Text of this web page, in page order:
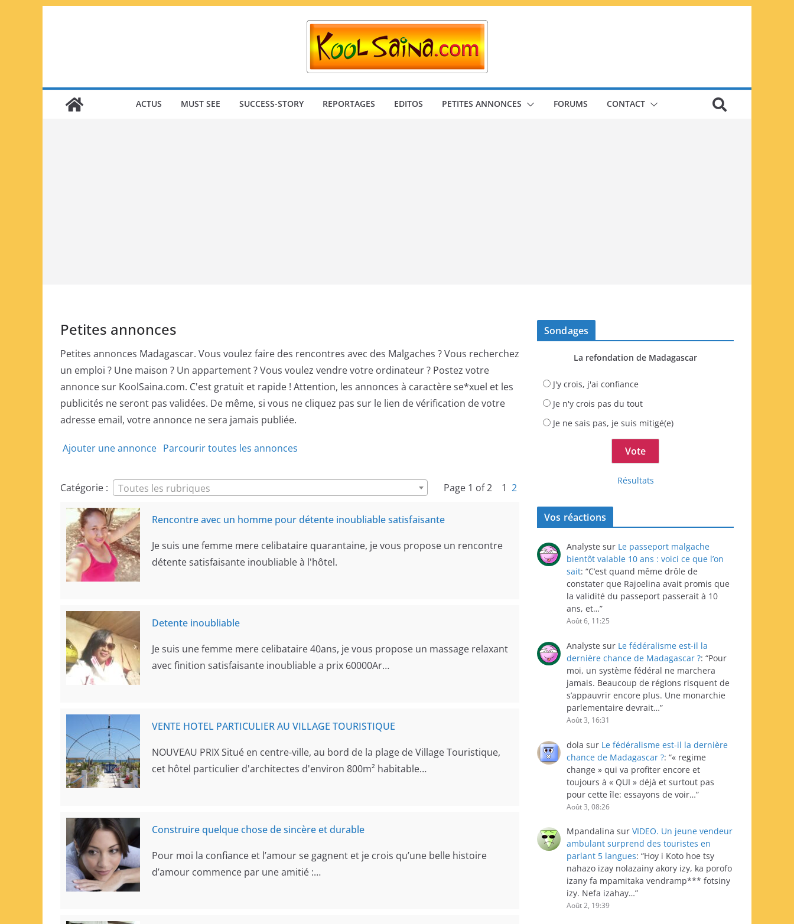
ACTUS MUST SEE SUCCESS-STORY REPORTAGES EDITOS PETITES ANNONCES FORUMS CONTACT
Petites annonces
Petites annonces Madagascar. Vous voulez faire des rencontres avec des Malgaches ? Vous recherchez
un emploi ? Une maison ? Un appartement ? Vous voulez vendre votre ordinateur ? Postez votre
annonce sur KoolSaina.com. C'est gratuit et rapide ! Attention, les annonces à caractère se*xuel et les
publicités ne seront pas validées. De même, si vous ne cliquez pas sur le lien de vérification de votre
adresse email, votre annonce ne sera jamais publiée.
Ajouter une annonce Parcourir toutes les annonces
Catégorie : Toutes les rubriques Page 1 of 2 1 2
Rencontre avec un homme pour détente inoubliable satisfaisante
Je suis une femme mere celibataire quarantaine, je vous propose un rencontre
détente satisfaisante inoubliable à l'hôtel.
Detente inoubliable
Je suis une femme mere celibataire 40ans, je vous propose un massage relaxant
avec finition satisfaisante inoubliable a prix 60000Ar…
VENTE HOTEL PARTICULIER AU VILLAGE TOURISTIQUE
NOUVEAU PRIX Situé en centre-ville, au bord de la plage de Village Touristique,
cet hôtel particulier d'architectes d'environ 800m² habitable…
Construire quelque chose de sincère et durable
Pour moi la confiance et l’amour se gagnent et je crois qu’une belle histoire
d’amour commence par une amitié :…
Sondages
La refondation de Madagascar
J'y crois, j'ai confiance
Je n'y crois pas du tout
Je ne sais pas, je suis mitigé(e)
Résultats
Vos réactions
Analyste sur Le passeport malgache
bientôt valable 10 ans : voici ce que l’on
sait: “C’est quand même drôle de
constater que Rajoelina avait promis que
la validité du passeport passerait à 10
ans, et…”
Août 6, 11:25
Analyste sur Le fédéralisme est-il la
dernière chance de Madagascar ?: “Pour
moi, un système fédéral ne marchera
jamais. Beaucoup de régions risquent de
s’appauvrir encore plus. Une monarchie
parlementaire devrait…”
Août 3, 16:31
dola sur Le fédéralisme est-il la dernière
chance de Madagascar ?: “« regime
change » qui va profiter encore et
toujours à « QUI » déjà et surtout pas
pour cette île: essayons de voir…”
Août 3, 08:26
Mpandalina sur VIDEO. Un jeune vendeur
ambulant surprend des touristes en
parlant 5 langues: “Hoy i Koto hoe tsy
nahazo izay nolazainy akory izy, ka porofo
izany fa mpamitaka vendramp*** fotsiny
izy. Nefa izahay…”
Août 2, 19:39